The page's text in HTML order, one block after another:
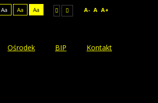
Aa Aa Aa A- A A+
Ośrodek BIP Kontakt